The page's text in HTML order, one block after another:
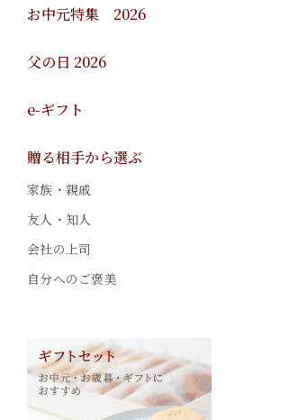
お中元特集 2026
父の日 2026
e-ギフト
贈る相手から選ぶ
家族・親戚
友人・知人
会社の上司
自分へのご褒美